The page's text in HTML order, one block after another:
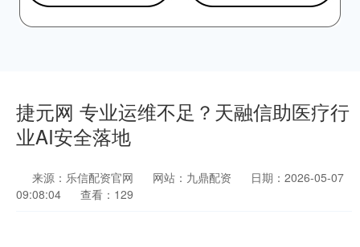
捷元网 专业运维不足？天融信助医疗行
业AI安全落地
来源：乐信配资官网 网站：九鼎配资
日期：2026-05-07
09:08:04
查看：129